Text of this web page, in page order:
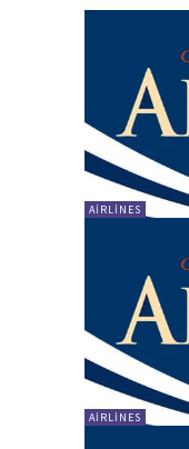
AIRLINES
AIRLINES